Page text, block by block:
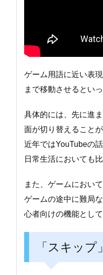
ゲーム用語に近い表
まで移動させるとい
具体的には、先に進
面が切り替えることが
近年ではYouTubeの
日常生活においても
また、ゲームにおい
ゲームの途中に難局
心者向けの機能とし
「スキップ